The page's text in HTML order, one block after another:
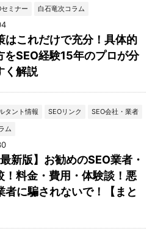
セミナー 白石竜次コラム
はこれだけで充分！具体的
をSEO経験15年のプロが分
く解説
タント情報 SEOリンク
SEO会社・業者
ム
新版】お勧めのSEO業者・
！料金・費用・体験談！悪
者に騙されないで！【まと